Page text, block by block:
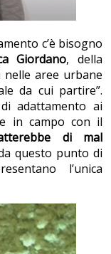
c’è bisogno
Giordano, della
aree urbane
da cui partire”.
adattamento ai
in campo con il
di mal
questo punto di
l’unica